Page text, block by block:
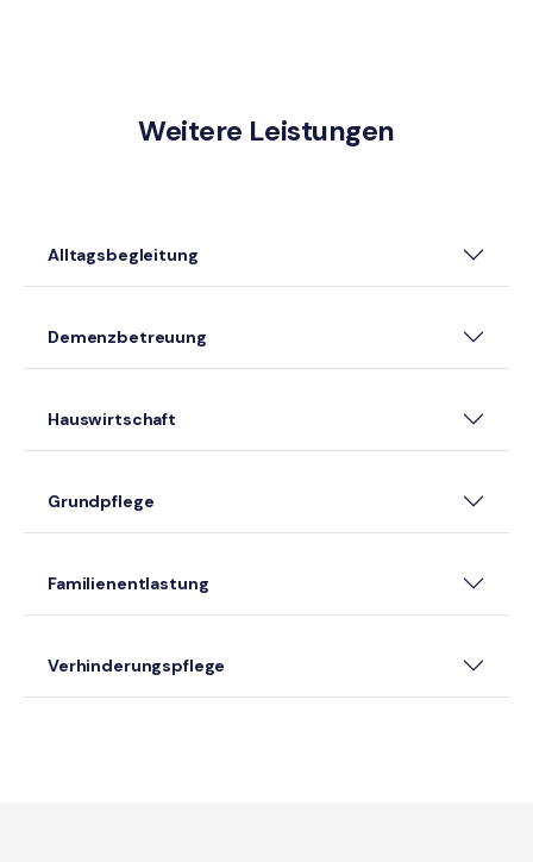
Weitere Leistungen
Alltagsbegleitung
Demenzbetreuung
Hauswirtschaft
Grundpflege
Familienentlastung
Verhinderungspflege